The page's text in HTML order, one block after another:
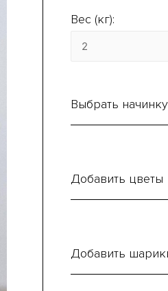
Вес (кг):
Выбрать начинку
Добавить цветы
Добавить